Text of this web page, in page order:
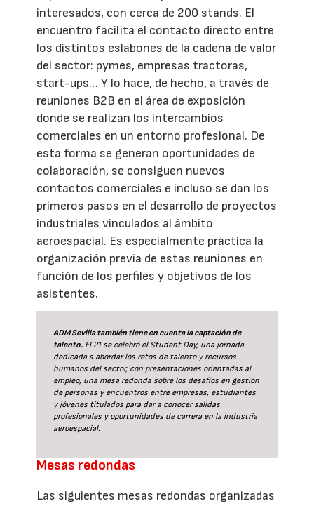
interesados, con cerca de 200 stands. El
encuentro facilita el contacto directo entre
los distintos eslabones de la cadena de valor
del sector: pymes, empresas tractoras,
start-ups… Y lo hace, de hecho, a través de
reuniones B2B en el área de exposición
donde se realizan los intercambios
comerciales en un entorno profesional. De
esta forma se generan oportunidades de
colaboración, se consiguen nuevos
contactos comerciales e incluso se dan los
primeros pasos en el desarrollo de proyectos
industriales vinculados al ámbito
aeroespacial. Es especialmente práctica la
organización previa de estas reuniones en
función de los perfiles y objetivos de los
asistentes.
ADM Sevilla también tiene en cuenta la captación de
talento.El 21 se celebró el Student Day, una jornada
dedicada a abordar los retos de talento y recursos
humanos del sector, con presentaciones orientadas al
empleo, una mesa redonda sobre los desafíos en gestión
de personas y encuentros entre empresas, estudiantes
y jóvenes titulados para dar a conocer salidas
profesionales y oportunidades de carrera en la industria
aeroespacial.
Mesas redondas
Las siguientes mesas redondas organizadas